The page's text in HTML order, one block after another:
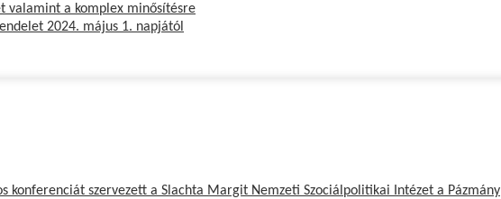
valamint a komplex minősítésre
2024. május 1. napjától
konferenciát szervezett a Slachta Margit Nemzeti Szociálpolitikai Intézet a Pázmány